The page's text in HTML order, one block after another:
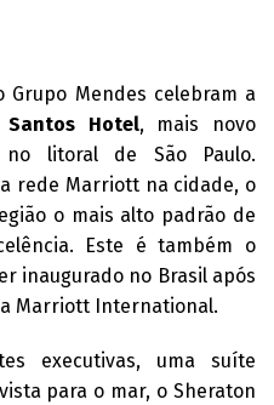
Mendes celebram a
Santos Hotel, mais novo
no litoral de São Paulo.
rede Marriott na cidade, o
o mais alto padrão de
Este é também o
inaugurado no Brasil após
Marriott International.
executivas, uma suíte
para o mar, o Sheraton